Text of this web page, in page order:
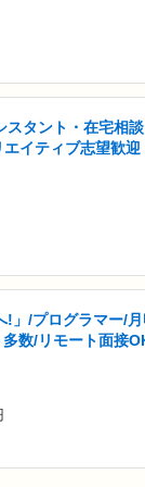
スタント・在宅相談
イティブ志望歓迎
!」/プログラマー/
数/リモート面接